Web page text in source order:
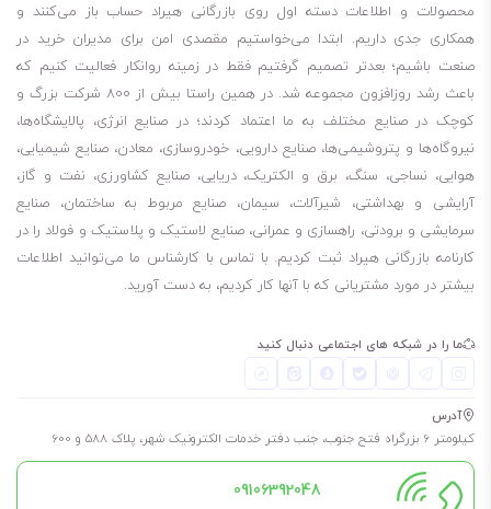
محصولات و اطلاعات دسته اول روی بازرگانی هیراد حساب باز می‌کنند و
همکاری جدی داریم. ابتدا می‌خواستیم مقصدی امن برای مدیران خرید در
صنعت باشیم؛ بعدتر تصمیم گرفتیم فقط در زمینه روانکار فعالیت کنیم که
باعث رشد روزافزون مجموعه شد. در همین راستا بیش از 800 شرکت بزرگ و
کوچک در صنایع مختلف به ما اعتماد کردند؛ در صنایع انرژی، پالایشگاه‌ها،
نیروگاه‌ها و پتروشیمی‌ها، صنایع دارویی، خودروسازی، معادن، صنایع شیمیایی،
هوایی، نساجی، سنگ، برق و الکتریک، دریایی، صنایع کشاورزی، نفت و گاز،
آرایشی و بهداشتی، شیرآلات، سیمان، صنایع مربوط به ساختمان، صنایع
سرمایشی و برودتی، راهسازی و عمرانی، صنایع لاستیک و پلاستیک و فولاد را در
کارنامه بازرگانی هیراد ثبت کردیم. با تماس با کارشناس ما می‌توانید اطلاعات
بیشتر در مورد مشتریانی که با آنها کار کردیم، به دست آورید.
ما را در شبکه های اجتماعی دنبال کنید
آدرس
کیلومتر 6 بزرگراه فتح جنوب، جنب دفتر خدمات الکترونیک شهر، پلاک 588 و 600
09106392048